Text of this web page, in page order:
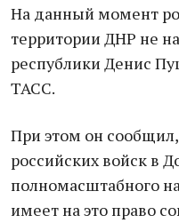
На данный момент
территории ДНР не
республики Денис
ТАСС.
При этом он
российских войск в
полномасштабного
имеет на это право